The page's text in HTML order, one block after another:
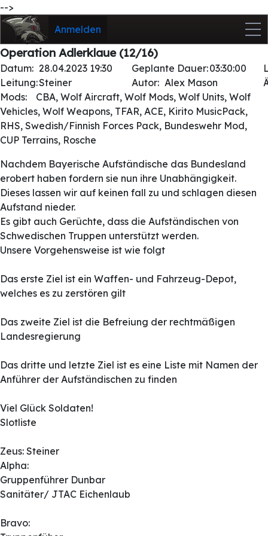
-->
Anmelden
Operation Adlerklaue (12/16)
Datum: 28.04.2023 19:30 Geplante Dauer:03:30:00
Leitung:Steiner Autor: Alex Mason
Mods:
CBA, Wolf Aircraft, Wolf Mods, Wolf Units, Wolf
Vehicles, Wolf Weapons, TFAR, ACE, Kirito MusicPack,
RHS, Swedish/Finnish Forces Pack, Bundeswehr Mod,
CUP Terrains, Rosche
Nachdem Bayerische Aufständische das Bundesland
erobert haben fordern sie nun ihre Unabhängigkeit.
Dieses lassen wir auf keinen fall zu und schlagen diesen
Aufstand nieder.
Es gibt auch Gerüchte, dass die Aufständischen von
Schwedischen Truppen unterstützt werden.
Unsere Vorgehensweise ist wie folgt
Das erste Ziel ist ein Waffen- und Fahrzeug-Depot,
welches es zu zerstören gilt
Das zweite Ziel ist die Befreiung der rechtmäßigen
Landesregierung
Das dritte und letzte Ziel ist es eine Liste mit Namen der
Anführer der Aufständischen zu finden
Viel Glück Soldaten!
Slotliste
Zeus: Steiner
Alpha:
Gruppenführer Dunbar
Sanitäter/ JTAC Eichenlaub
Bravo: